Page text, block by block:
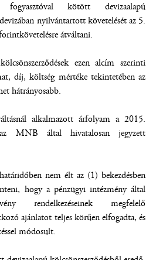
kötött devizaalapú
nyilvántartott követelését az 5.
átváltani.
ezen alcím szerinti
díj, költség mértéke tekintetében az
hátrányosabb.
alkalmazott árfolyam a 2015.
MNB által hivatalosan jegyzett
nem élt az (1) bekezdésben
hogy a pénzügyi intézmény által
rendelkezéseinek megfelelő
ajánlatot teljes körűen elfogadta, és
módosult.